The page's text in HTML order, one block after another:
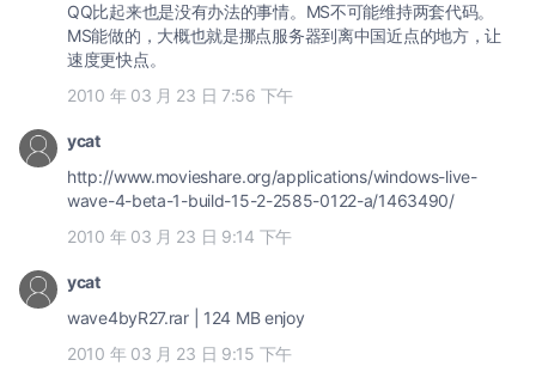
QQ比起来也是没有办法的事情。MS不可能维持两套代码。
MS能做的，大概也就是挪点服务器到离中国近点的地方，让
速度更快点。
2010 年 03 月 23 日 7:56 下午
ycat
http://www.movieshare.org/applications/windows-live-
wave-4-beta-1-build-15-2-2585-0122-a/1463490/
2010 年 03 月 23 日 9:14 下午
ycat
wave4byR27.rar | 124 MB enjoy
2010 年 03 月 23 日 9:15 下午